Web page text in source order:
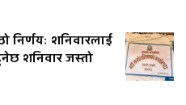
निर्णयः शनिवारलाई
शनिवार जस्तो